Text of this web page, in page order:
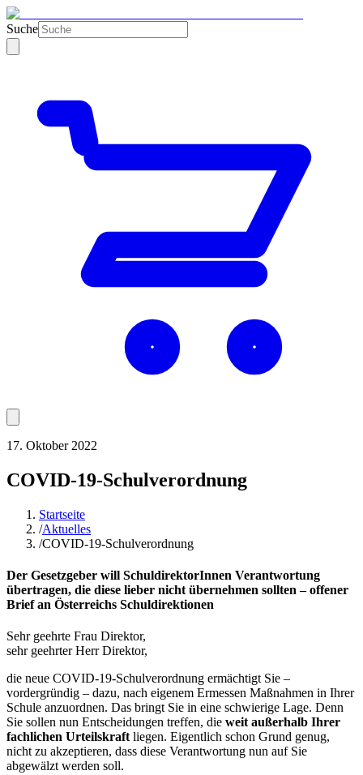
Suche
17. Oktober 2022
COVID-19-Schulverordnung
Startseite
/Aktuelles
/COVID-19-Schulverordnung
Der Gesetzgeber will SchuldirektorInnen Verantwortung
übertragen, die diese lieber nicht übernehmen sollten – offener
Brief an Österreichs Schuldirektionen
Sehr geehrte Frau Direktor,
sehr geehrter Herr Direktor,
die neue COVID-19-Schulverordnung ermächtigt Sie –
vordergründig – dazu, nach eigenem Ermessen Maßnahmen in Ihrer
Schule anzuordnen. Das bringt Sie in eine schwierige Lage. Denn
Sie sollen nun Entscheidungen treffen, die weit außerhalb Ihrer
fachlichen Urteilskraft liegen. Eigentlich schon Grund genug,
nicht zu akzeptieren, dass diese Verantwortung nun auf Sie
abgewälzt werden soll.